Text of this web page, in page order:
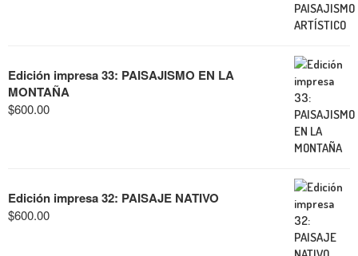
Edición impresa 33: PAISAJISMO EN LA
MONTAÑA
$600.00
Edición impresa 32: PAISAJE NATIVO
$600.00